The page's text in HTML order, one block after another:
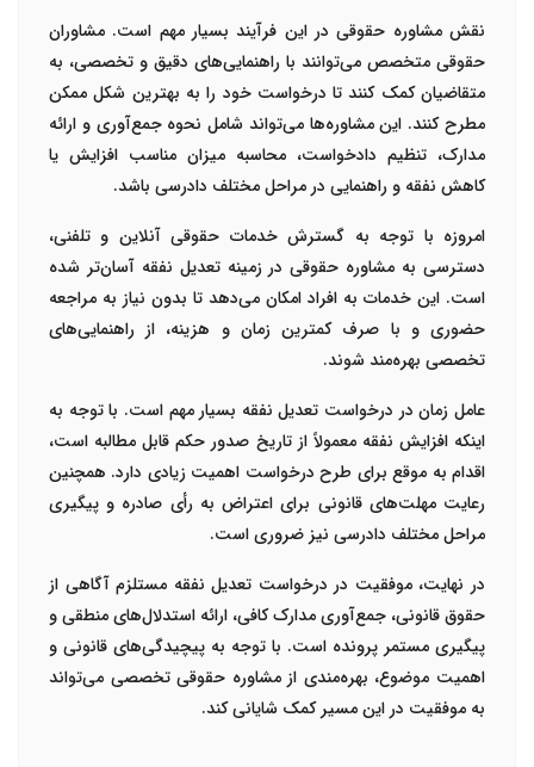
نقش مشاوره حقوقی در این فرآیند بسیار مهم است. مشاوران
حقوقی متخصص می‌توانند با راهنمایی‌های دقیق و تخصصی، به
متقاضیان کمک کنند تا درخواست خود را به بهترین شکل ممکن
مطرح کنند. این مشاوره‌ها می‌تواند شامل نحوه جمع‌آوری و ارائه
مدارک، تنظیم دادخواست، محاسبه میزان مناسب افزایش یا
کاهش نفقه و راهنمایی در مراحل مختلف دادرسی باشد.
امروزه با توجه به گسترش خدمات حقوقی آنلاین و تلفنی،
دسترسی به مشاوره حقوقی در زمینه تعدیل نفقه آسان‌تر شده
است. این خدمات به افراد امکان می‌دهد تا بدون نیاز به مراجعه
حضوری و با صرف کمترین زمان و هزینه، از راهنمایی‌های
تخصصی بهره‌مند شوند.
عامل زمان در درخواست تعدیل نفقه بسیار مهم است. با توجه به
اینکه افزایش نفقه معمولاً از تاریخ صدور حکم قابل مطالبه است،
اقدام به موقع برای طرح درخواست اهمیت زیادی دارد. همچنین
رعایت مهلت‌های قانونی برای اعتراض به رأی صادره و پیگیری
مراحل مختلف دادرسی نیز ضروری است.
در نهایت، موفقیت در درخواست تعدیل نفقه مستلزم آگاهی از
حقوق قانونی، جمع‌آوری مدارک کافی، ارائه استدلال‌های منطقی و
پیگیری مستمر پرونده است. با توجه به پیچیدگی‌های قانونی و
اهمیت موضوع، بهره‌مندی از مشاوره حقوقی تخصصی می‌تواند
به موفقیت در این مسیر کمک شایانی کند.